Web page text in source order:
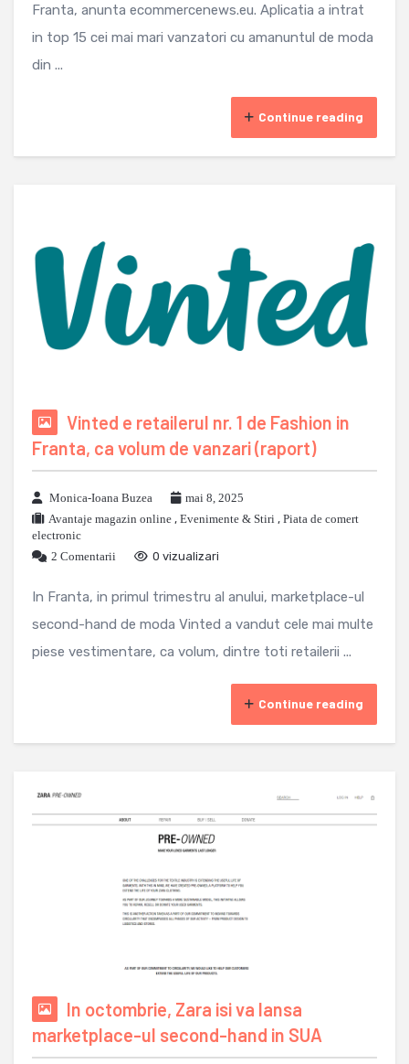
Franta, anunta ecommercenews.eu. Aplicatia a intrat
in top 15 cei mai mari vanzatori cu amanuntul de moda
din ...
Continue reading
Vinted e retailerul nr. 1 de Fashion in
Franta, ca volum de vanzari (raport)
Monica-Ioana Buzea
mai 8, 2025
Avantaje magazin online , Evenimente & Stiri , Piata de comert
electronic
2 Comentarii
0 vizualizari
In Franta, in primul trimestru al anului, marketplace-ul
second-hand de moda Vinted a vandut cele mai multe
piese vestimentare, ca volum, dintre toti retailerii ...
Continue reading
In octombrie, Zara isi va lansa
marketplace-ul second-hand in SUA